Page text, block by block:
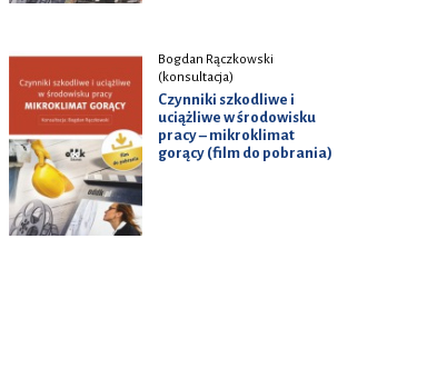
Bogdan Rączkowski
(konsultacja)
Czynniki szkodliwe i
uciążliwe w środowisku
pracy – mikroklimat
gorący (film do pobrania)